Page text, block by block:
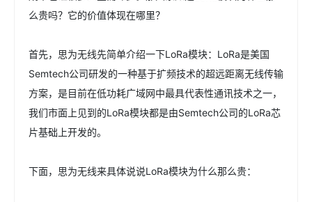
么贵吗？它的价值体现在哪里？
首先，思为无线先简单介绍一下LoRa模块：LoRa是美国
Semtech公司研发的一种基于扩频技术的超远距离无线传输
方案，是目前在低功耗广域网中最具代表性通讯技术之一，
我们市面上见到的LoRa模块都是由Semtech公司的LoRa芯
片基础上开发的。
下面，思为无线来具体说说LoRa模块为什么那么贵：